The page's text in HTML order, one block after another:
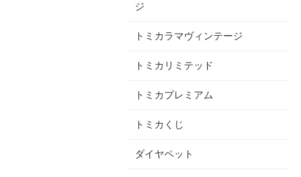
ジ
トミカラマヴィンテージ
トミカリミテッド
トミカプレミアム
トミカくじ
ダイヤペット